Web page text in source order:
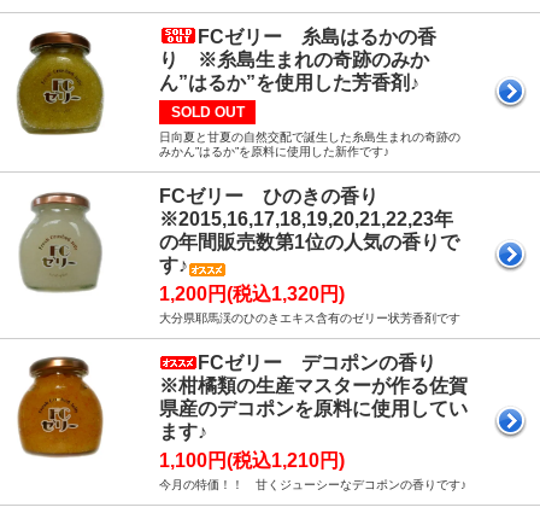
FCゼリー 糸島はるかの香
り ※糸島生まれの奇跡のみか
ん”はるか”を使用した芳香剤♪
SOLD OUT
日向夏と甘夏の自然交配で誕生した糸島生まれの奇跡の
みかん”はるか”を原料に使用した新作です♪
FCゼリー ひのきの香り
※2015,16,17,18,19,20,21,22,23年
の年間販売数第1位の人気の香りで
す♪
1,200円(税込1,320円)
大分県耶馬渓のひのきエキス含有のゼリー状芳香剤です
FCゼリー デコポンの香り
※柑橘類の生産マスターが作る佐賀
県産のデコポンを原料に使用してい
ます♪
1,100円(税込1,210円)
今月の特価！！ 甘くジューシーなデコポンの香りです♪